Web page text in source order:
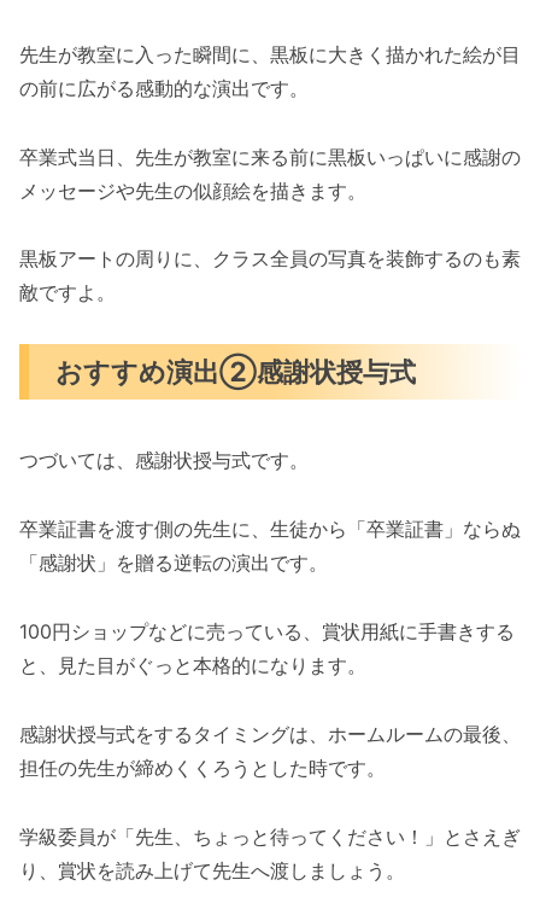
先生が教室に入った瞬間に、黒板に大きく描かれた絵が目
の前に広がる感動的な演出です。
卒業式当日、先生が教室に来る前に黒板いっぱいに感謝の
メッセージや先生の似顔絵を描きます。
黒板アートの周りに、クラス全員の写真を装飾するのも素
敵ですよ。
おすすめ演出②感謝状授与式
つづいては、感謝状授与式です。
卒業証書を渡す側の先生に、生徒から「卒業証書」ならぬ
「感謝状」を贈る逆転の演出です。
100円ショップなどに売っている、賞状用紙に手書きする
と、見た目がぐっと本格的になります。
感謝状授与式をするタイミングは、ホームルームの最後、
担任の先生が締めくくろうとした時です。
学級委員が「先生、ちょっと待ってください！」とさえぎ
り、賞状を読み上げて先生へ渡しましょう。